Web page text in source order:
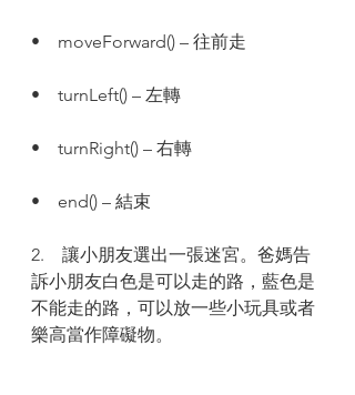
•    moveForward() – 往前走
•    turnLeft() – 左轉
•    turnRight() – 右轉
•    end() – 結束
2.    讓小朋友選出一張迷宮。爸媽告
訴小朋友白色是可以走的路，藍色是
不能走的路，可以放一些小玩具或者
樂高當作障礙物。